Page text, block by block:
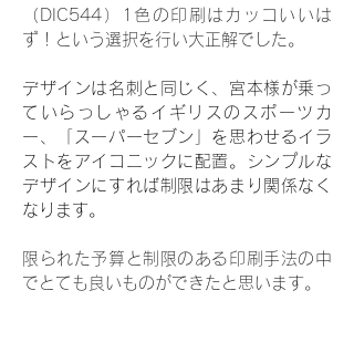
（ DIC544）1色の印刷はカッコいいは
ず！という選択を行い大正解でした。
デザインは名刺と同じく、 宮本様が乗っ
ていらっしゃるイギリスのスポーツカ
ー、「スーパーセブン」を思わせるイラ
ストをアイコニックに配置。シンプルな
デザインにすれば制限はあまり関係なく
なります。
限られた予算と制限のある印刷手法の中
でとても良いものができたと思います。